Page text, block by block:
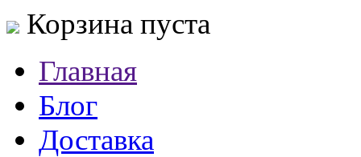
Корзина пуста
Главная
Блог
Доставка